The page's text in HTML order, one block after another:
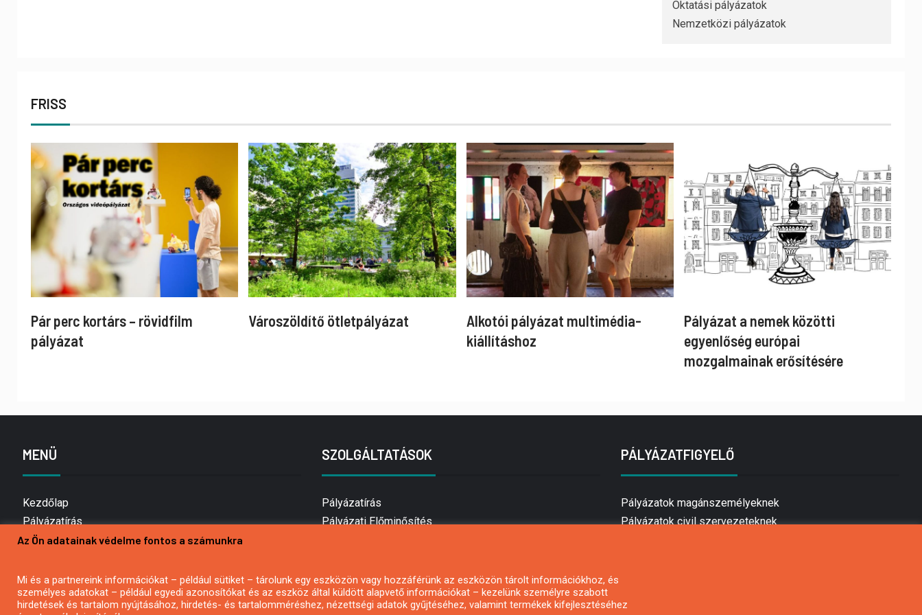
Oktatási pályázatok
Nemzetközi pályázatok
FRISS
Pár perc kortárs – rövidfilm
pályázat
Városzöldítő ötletpályázat
Alkotói pályázat multimédia-
kiállításhoz
Pályázat a nemek közötti
egyenlőség európai
mozgalmainak erősítésére
MENÜ
Kezdőlap
Pályázatírás
Bemutatkozás
Hírlevél feliratkozás
Impresszum
SZOLGÁLTATÁSOK
Pályázatírás
Pályázati Előminősítés
Mezőgazdasági pályázatírás
Pályázatírás magánszemélyeknek
PÁLYÁZATFIGYELŐ
Pályázatok magánszemélyeknek
Pályázatok civil szervezeteknek
Az Ön adatainak védelme fontos a számunkra
Mi és a partnereink információkat – például sütiket – tárolunk egy eszközön vagy hozzáférünk az eszközön tárolt információkhoz, és
személyes adatokat – például egyedi azonosítókat és az eszköz által küldött alapvető információkat – kezelünk személyre szabott
hirdetések és tartalom nyújtásához, hirdetés- és tartalomméréshez, nézettségi adatok gyűjtéséhez, valamint termékek kifejlesztéséhez